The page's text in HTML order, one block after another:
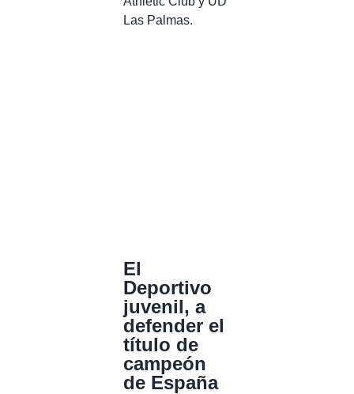
Las Palmas.
El
Deportivo
juvenil, a
defender el
título de
campeón
de España